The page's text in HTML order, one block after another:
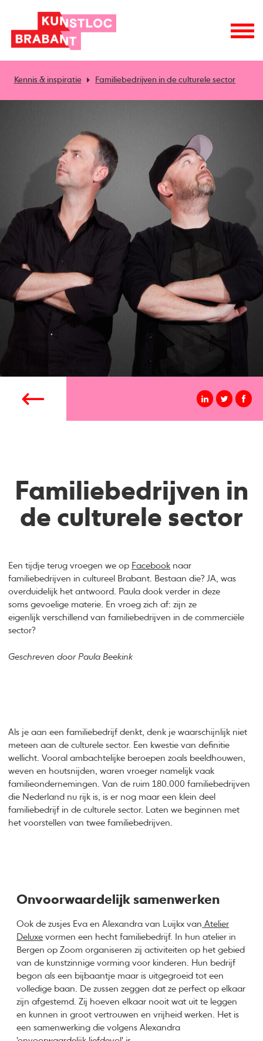
Kennis & inspiratie Familiebedrijven in de culturele sector
Familiebedrijven in
de culturele sector
Een tijdje terug vroegen we op Facebook naar
familiebedrijven in cultureel Brabant. Bestaan die? JA, was
overduidelijk het antwoord. Paula dook verder in deze
soms gevoelige materie. En vroeg zich af: zijn ze
eigenlijk verschillend van familiebedrijven in de commerciële
sector?
Geschreven door Paula Beekink
Als je aan een familiebedrijf denkt, denk je waarschijnlijk niet
meteen aan de culturele sector. Een kwestie van definitie
wellicht. Vooral ambachtelijke beroepen zoals beeldhouwen,
weven en houtsnijden, waren vroeger namelijk vaak
familieondernemingen. Van de ruim 180.000 familiebedrijven
die Nederland nu rijk is, is er nog maar een klein deel
familiebedrijf in de culturele sector. Laten we beginnen met
het voorstellen van twee familiebedrijven.
Onvoorwaardelijk samenwerken
Ook de zusjes Eva en Alexandra van Luijkx van Atelier
Deluxe vormen een hecht familiebedrijf. In hun atelier in
Bergen op Zoom organiseren zij activiteiten op het gebied
van de kunstzinnige vorming voor kinderen. Hun bedrijf
begon als een bijbaantje maar is uitgegroeid tot een
volledige baan. De zussen zeggen dat ze perfect op elkaar
zijn afgestemd. Zij hoeven elkaar nooit wat uit te leggen
en kunnen in groot vertrouwen en vrijheid werken. Het is
een samenwerking die volgens Alexandra